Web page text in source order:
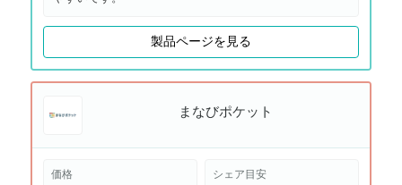
製品ページを見る
まなびポケット
価格 シェア目安